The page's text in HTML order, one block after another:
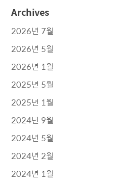
Archives
2026년 7월
2026년 5월
2026년 1월
2025년 5월
2025년 1월
2024년 9월
2024년 5월
2024년 2월
2024년 1월